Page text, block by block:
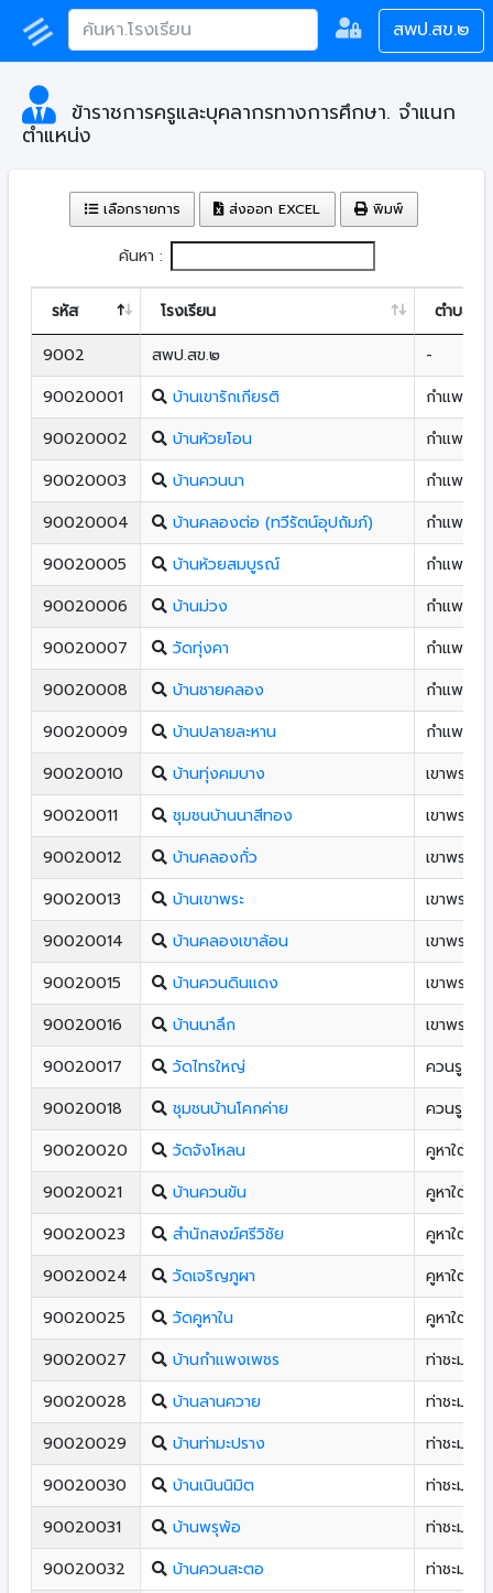
สพป.สข.๒
ข้าราชการครูและบุคลากรทางการศึกษา. จำแนก
ตำแหน่ง
เลือกรายการ ส่งออก EXCEL พิมพ์
ค้นหา :
รหัส โรงเรียน
ตำบล
9002
สพป.สข.๒
-
90020001
บ้านเขารักเกียรติ
กำแพงเพ
90020002
บ้านห้วยโอน
กำแพงเพ
90020003
บ้านควนนา
กำแพงเพ
90020004
บ้านคลองต่อ (ทวีรัตน์อุปถัมภ์)
กำแพงเพ
90020005
บ้านห้วยสมบูรณ์
กำแพงเพ
90020006
บ้านม่วง
กำแพงเพ
90020007
วัดทุ่งคา
กำแพงเพ
90020008
บ้านชายคลอง
กำแพงเพ
90020009
บ้านปลายละหาน
กำแพงเพ
90020010
บ้านทุ่งคมบาง
เขาพระ
90020011
ชุมชนบ้านนาสีทอง
เขาพระ
90020012
บ้านคลองกั่ว
เขาพระ
90020013
บ้านเขาพระ
เขาพระ
90020014
บ้านคลองเขาล้อน
เขาพระ
90020015
บ้านควนดินแดง
เขาพระ
90020016
บ้านนาลึก
เขาพระ
90020017
วัดไทรใหญ่
ควนรู
90020018
ชุมชนบ้านโคกค่าย
ควนรู
90020020
วัดจังโหลน
คูหาใต้
90020021
บ้านควนขัน
คูหาใต้
90020023
สํานักสงฆ์ศรีวิชัย
คูหาใต้
90020024
วัดเจริญภูผา
คูหาใต้
90020025
วัดคูหาใน
คูหาใต้
90020027
บ้านกําแพงเพชร
ท่าชะมวง
90020028
บ้านลานควาย
ท่าชะมวง
90020029
บ้านท่ามะปราง
ท่าชะมวง
90020030
บ้านเนินนิมิต
ท่าชะมวง
90020031
บ้านพรุพ้อ
ท่าชะมวง
90020032
บ้านควนสะตอ
ท่าชะมวง